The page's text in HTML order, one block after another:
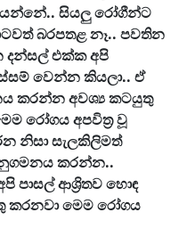
සියලු රෝගීන්ට
බරපතළ නෑ.. පවතින
දන්සල් එක්ක අපි
වෙන්න කියලා.. ඒ
කරන්න අවශ්‍ය කටයුතු
රෝගය අපවිත්‍ර වූ
නිසා සැලකිලිමත්
කරන්න..
ආශ්‍රිතව හොඳ
මෙම රෝගය